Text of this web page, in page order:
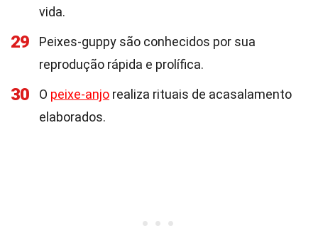
vida.
29
Peixes-guppy são conhecidos por sua
reprodução rápida e prolífica.
30 O peixe-anjo realiza rituais de acasalamento
elaborados.